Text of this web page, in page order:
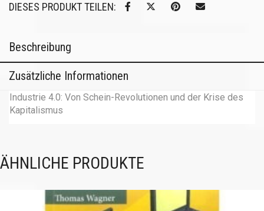
DIESES PRODUKT TEILEN:
Beschreibung
Zusätzliche Informationen
Industrie 4.0: Von Schein-Revolutionen und der Krise des
Kapitalismus
ÄHNLICHE PRODUKTE